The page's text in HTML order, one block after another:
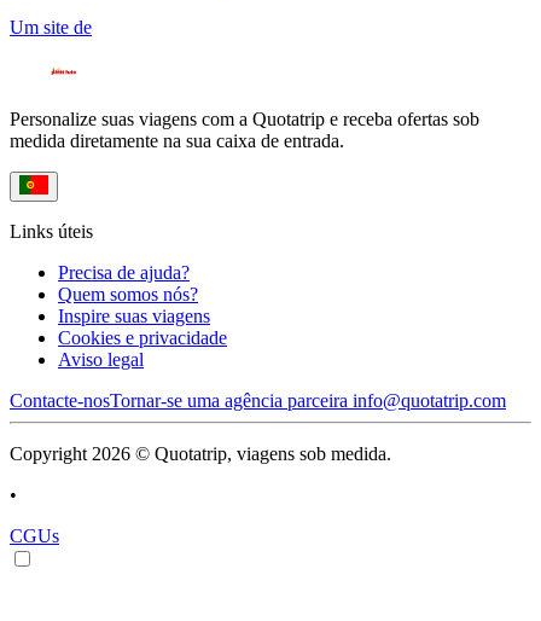
Um site de
Personalize suas viagens com a Quotatrip e receba ofertas sob
medida diretamente na sua caixa de entrada.
Links úteis
Precisa de ajuda?
Quem somos nós?
Inspire suas viagens
Cookies e privacidade
Aviso legal
Contacte-nosTornar-se uma agência parceira info@quotatrip.com
Copyright 2026 © Quotatrip, viagens sob medida.
•
CGUs